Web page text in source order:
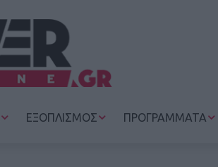
ΕΞΟΠΛΙΣΜΟΣ ΠΡΟΓΡΑΜΜΑΤΑ